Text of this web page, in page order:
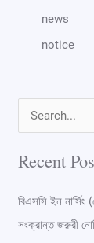
news
notice
a
Recent
বিএসসি ইন নার্সিং
সংক্রান্ত জরুরী